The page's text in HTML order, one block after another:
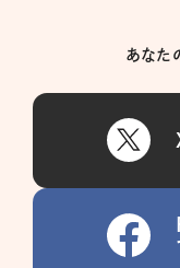
あなた